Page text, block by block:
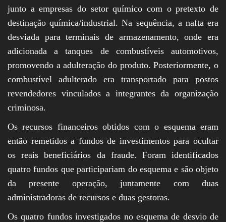
junto a empresas do setor químico com o pretexto de
destinação química/industrial. Na sequência, a nafta era
desviada para terminais de armazenamento, onde era
adicionada a tanques de combustíveis automotivos,
promovendo a adulteração do produto. Posteriormente, o
combustível adulterado era transportado para postos
revendedores vinculados a integrantes da organização
criminosa.
Os recursos financeiros obtidos com o esquema eram
então remetidos a fundos de investimentos para ocultar
os reais beneficiários da fraude. Foram identificados
quatro fundos que participariam do esquema e são objeto
da presente operação, juntamente com duas
administradoras de recursos e duas gestoras.
Os quatro fundos investigados no esquema de desvio de